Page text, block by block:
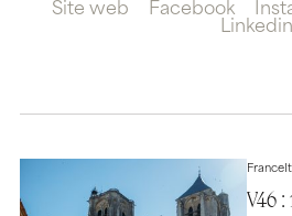
Site web Facebook
Linkedin
France
V46